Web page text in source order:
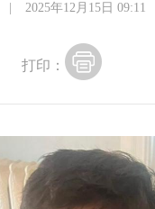
2025年12月15日 09:11
打印：